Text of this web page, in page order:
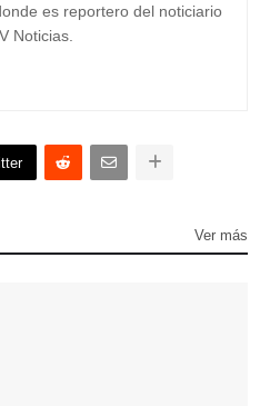
es reportero del noticiario
Noticias.
Ver más